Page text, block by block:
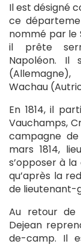
Il est désigné
ce
nommé par le
il prête
Napoléon. Il
(Allemagne),
Wachau
En 1814, il
Vauchamps,
campagne
mars 1814,
s’opposer à
qu’après la
de lieutenant-
Au retour de
Dejean
de-camp. Il